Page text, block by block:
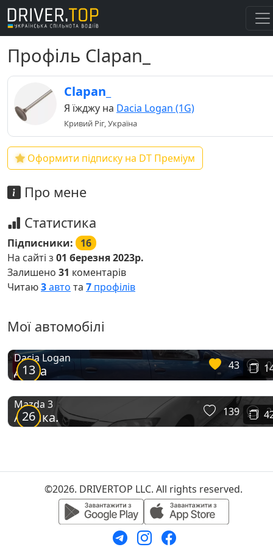
Профіль Clapan_
Clapan_
Я їжджу на Dacia Logan (1G)
Кривий Ріг, Україна
Оформити підписку на DT Преміум
Про мене
Статистика
Підписники:
16
На сайті з 01 березня 2023р.
Залишено 31 коментарів
Читаю3авто та 7 профілів
Мої автомобілі
13
Dacia Logan
Даша 43 0
26
Mazda 3
Акулка. 139 2
©2026. DRIVERTOP LLC. All rights reserved.